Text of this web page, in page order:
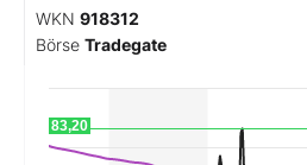
BO-Musterdepots
Experten
Mein B:O
WKN 918312
Börse Tradegate
83,20